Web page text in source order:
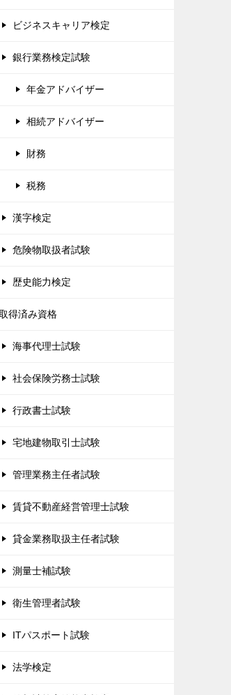
ビジネスキャリア検定
銀行業務検定試験
年金アドバイザー
相続アドバイザー
財務
税務
漢字検定
危険物取扱者試験
歴史能力検定
得済み資格
海事代理士試験
社会保険労務士試験
行政書士試験
宅地建物取引士試験
管理業務主任者試験
賃貸不動産経営管理士試験
貸金業務取扱主任者試験
測量士補試験
衛生管理者試験
ITパスポート試験
法学検定